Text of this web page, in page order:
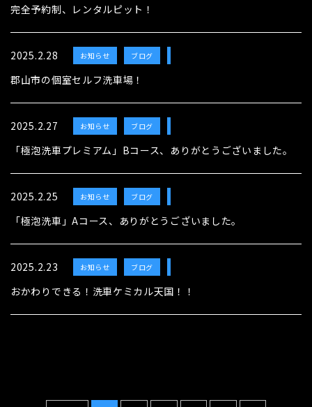
完全予約制、レンタルピット！
2025.2.28 お知らせ ブログ
郡山市の個室セルフ洗車場！
2025.2.27 お知らせ ブログ
「極泡洗車プレミアム」Bコース、ありがとうございました。
2025.2.25 お知らせ ブログ
「極泡洗車」Aコース、ありがとうございました。
2025.2.23 お知らせ ブログ
おかわりできる！洗車ケミカル天国！！